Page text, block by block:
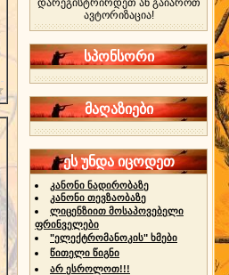
დარეგისტრირდეთ ან გაიაროთ
ავტორიზაცია!
სპონსორი
მაღაზიები
ეს უნდა იცოდეთ
კანონი ნადირობაზე
კანონი თევზაობაზე
ლიცენზიით მოსაპოვებელი
ფრინველები
"ელექტრომანოკის" ხმები
წითელი წიგნი
არ ესროლოთ!!!